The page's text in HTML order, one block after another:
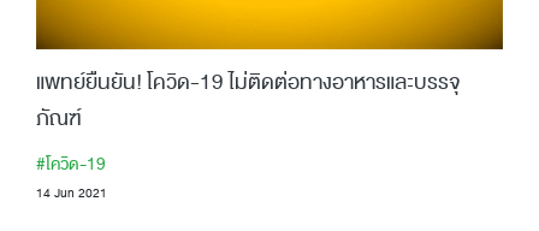
แพทย์ยืนยัน! โควิด-19 ไม่ติดต่อทางอาหารและบรรจุ
ภัณฑ์
#โควิด-19
14 Jun 2021